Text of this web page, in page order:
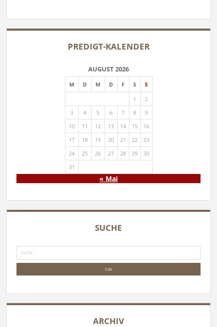
PREDIGT-KALENDER
AUGUST 2026
M D M D F S
S
1
2
3
4 5 6 7 8
9
10
11 12 13 14 15
16
17
18 19 20 21 22
23
24
25 26 27 28 29
30
31
« Mai
SUCHE
Suche
ARCHIV